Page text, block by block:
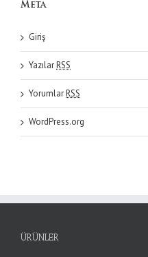
Meta
Giriş
YazılarRSS
YorumlarRSS
WordPress.org
ÜRÜNLER